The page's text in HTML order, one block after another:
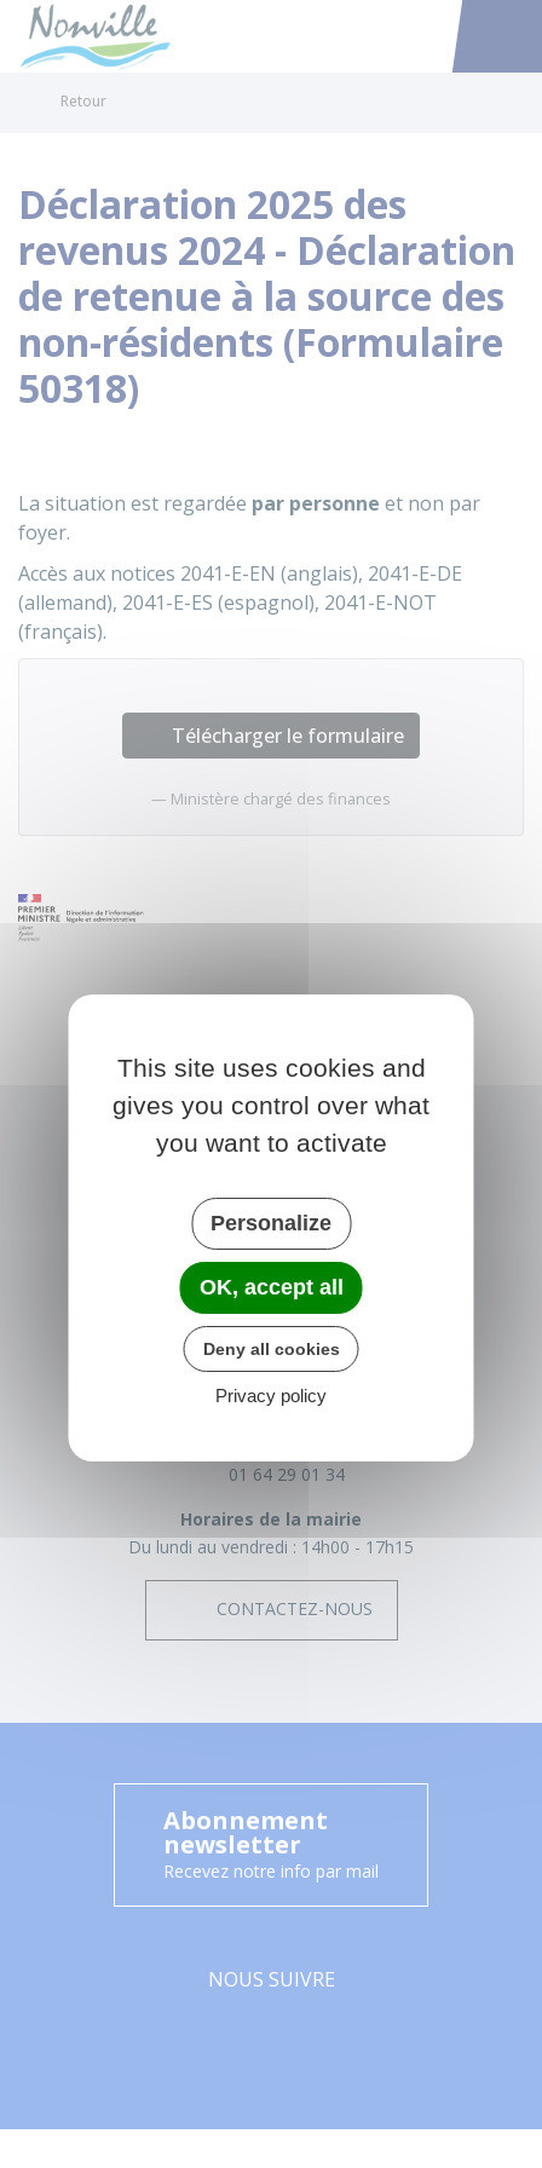
Accéder
Retour
Déclaration 2025 des
revenus 2024 - Déclaration
de retenue à la source des
non-résidents (Formulaire
50318)
La situation est regardée par personne et non par
foyer.
Accès aux notices 2041-E-EN (anglais), 2041-E-DE
(allemand), 2041-E-ES (espagnol), 2041-E-NOT
(français).
Télécharger le formulaire
Ministère chargé des finances
NONVILLE
Place de la Mairie
77140 nonville
01 64 29 01 34
Horaires de la mairie
Du lundi au vendredi : 14h00 - 17h15
CONTACTEZ-NOUS
Abonnement
newsletter
Recevez notre info par mail
NOUS SUIVRE
This site uses cookies and
gives you control over what
you want to activate
Personalize
OK, accept all
Deny all cookies
Privacy policy